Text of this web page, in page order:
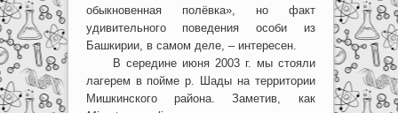
обыкновенная полёвка», но факт
удивительного поведения особи из
Башкирии, в самом деле, – интересен.
В середине июня 2003 г. мы стояли
лагерем в пойме р. Шады на территории
Мишкинского района. Заметив, как